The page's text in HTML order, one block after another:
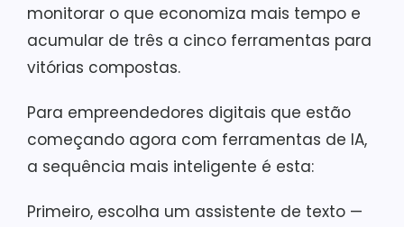
monitorar o que economiza mais tempo e
acumular de três a cinco ferramentas para
vitórias compostas.
Para empreendedores digitais que estão
começando agora com ferramentas de IA,
a sequência mais inteligente é esta:
Primeiro, escolha um assistente de texto —